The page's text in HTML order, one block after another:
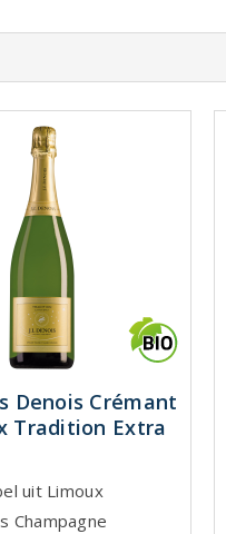
Denois Crémant
Tradition Extra
uit Limoux
Champagne